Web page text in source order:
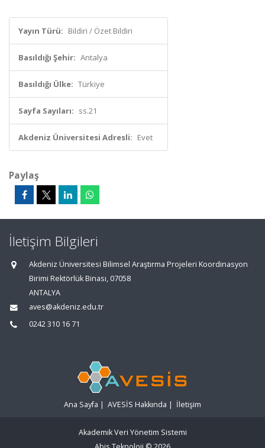
Yayın Türü: Bildiri / Özet Bildiri
Basıldığı Şehir: Antalya
Basıldığı Ülke: Türkiye
Sayfa Sayıları: ss.21
Akdeniz Üniversitesi Adresli: Evet
Paylaş
İletişim Bilgileri
Akdeniz Üniversitesi Bilimsel Araştırma Projeleri Koordinasyon
Birimi Rektörlük Binası, 07058
ANTALYA
aves@akdeniz.edu.tr
0242 310 16 71
Ana Sayfa | AVESİS Hakkında | İletişim
Akademik Veri Yönetim Sistemi